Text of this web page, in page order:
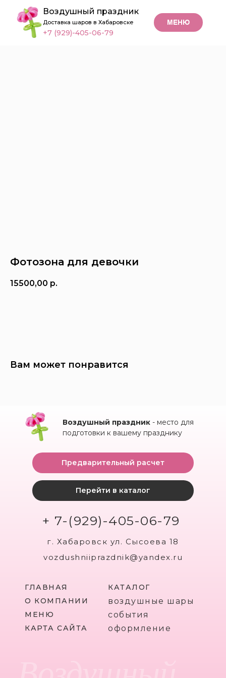
МЕНЮ
Воздушный праздник
Доставка шаров в Хабаровске
+7 (929)-405-06-79
Фотозона для девочки
15500,00 р.
Вам может понравится
Воздушный праздник - место для
подготовки к вашему празднику
ГЛАВНАЯ
Перейти в каталог
Предварительный расчет
+ 7-(929)-405-06-79
г. Хабаровск ул. Сысоева 18
vozdushniiprazdnik@yandex.ru
О КОМПАНИИ
КАРТА САЙТА
МЕНЮ
КАТАЛОГ
воздушные шары
события
оформление